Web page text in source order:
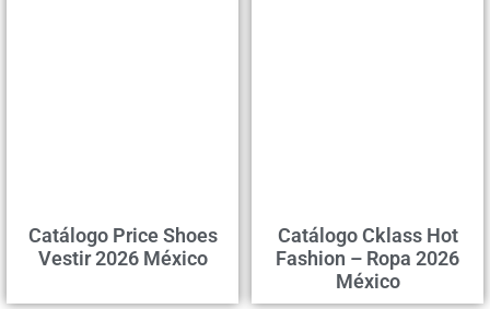
Catálogo Price Shoes
Vestir 2026 México
Catálogo Cklass Hot
Fashion – Ropa 2026
México